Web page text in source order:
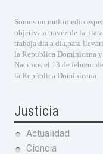
Somos un multimedio
objetiva,a travéz de la
trabaja dia a dia,para
la Republica Dominicana y
Nacimos el 13 de febrero
la República Dominicana.
Justicia
Actualidad
Ciencia